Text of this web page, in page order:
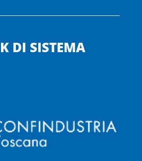
DI SISTEMA